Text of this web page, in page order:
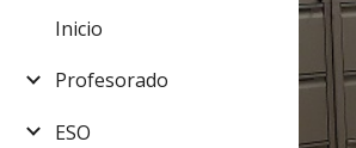
Inicio
Profesorado
ESO